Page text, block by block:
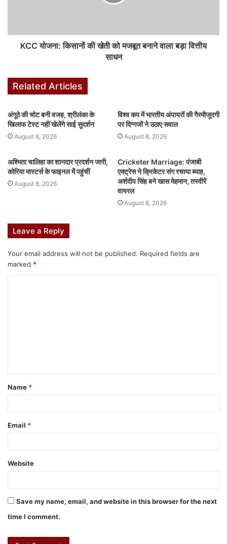
कि टूर्नामेंट का फाइनल मुकाबला शनिवार को ही मेजबान जापान और चीन के बीच
खेला जाएगा।
महिला टीम की इस सफलता के बीच अब सबकी नजरें भारतीय पुरुष अंडर-18 हॉकी
बजे पुरुष अंडर-18 एशिया कप 2026 के महामुकाबले में मेजबान जापान से भिड़ेगी
जहां उसकी नजरें गोल्ड मेडल जीतने पर होंगी।
F
e
o
o
W
s
A
p
p
X Li
dI
n
M
e
n
g
T
u
m
Pi
nt
st
S
KCC योजना: किसानों की खेती को मजबूत बनाने वाला बड़ा वित्तीय
साधन
Related Articles
अंगूठे की चोट बनी वजह, श्रीलंका के
खिलाफ टेस्ट नहीं खेलेंगे साई सुदर्शन
August 8, 2026
विश्व कप में भारतीय अंपायरों की गैरमौजूदगी
पर दिग्गजों ने उठाए सवाल
August 8, 2026
अश्मिता चालिहा का शानदार प्रदर्शन जारी,
कोरिया मास्टर्स के फाइनल में पहुंचीं
August 8, 2026
Cricketer Marriage: पंजाबी
एक्ट्रेस ने क्रिकेटर संग रचाया ब्याह,
अर्शदीप सिंह बने खास मेहमान, तस्वीरें
वायरल
August 8, 2026
Leave a Reply
Your email address will not be published. Required fields are
marked *
Name *
Email *
Website
Save my name, email, and website in this browser for the next
time I comment.